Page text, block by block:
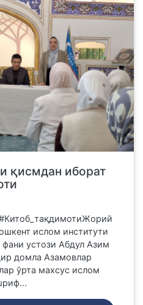
қисмдан иборат
ислом институти
фани устози Абдул Азим
домла Азамовлар
ўрта махсус ислом